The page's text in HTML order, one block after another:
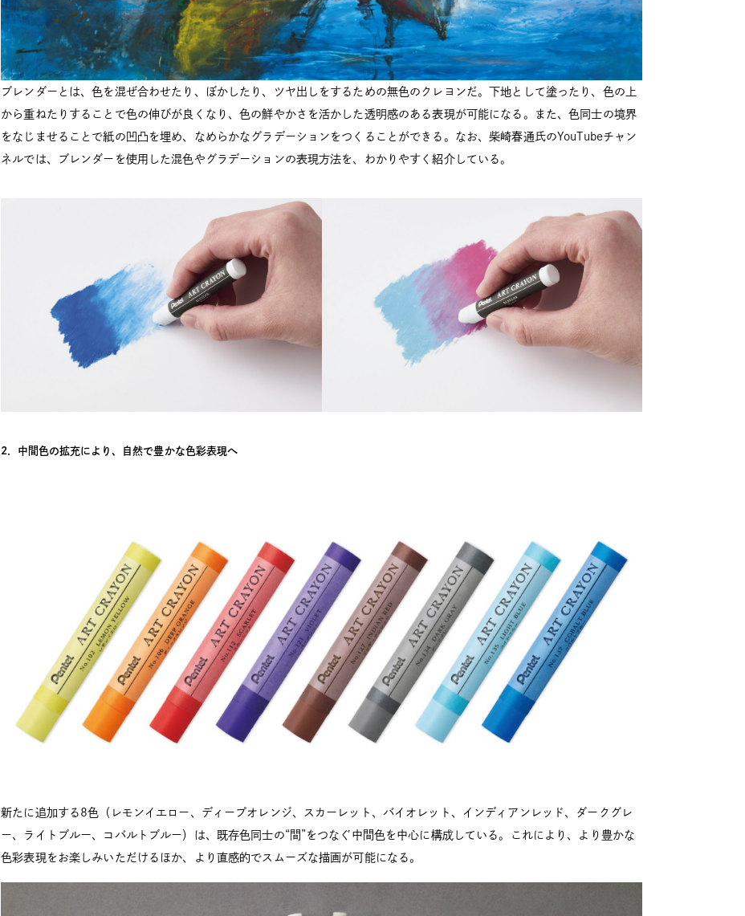
ブレンダーとは、色を混ぜ合わせたり、ぼかしたり、ツヤ出しをするための無色のクレヨンだ。下地として塗ったり、色の上
から重ねたりすることで色の伸びが良くなり、色の鮮やかさを活かした透明感のある表現が可能になる。また、色同士の境界
をなじませることで紙の凹凸を埋め、なめらかなグラデーションをつくることができる。なお、柴崎春通氏のYouTubeチャン
ネルでは、ブレンダーを使用した混色やグラデーションの表現方法を、わかりやすく紹介している。
2．中間色の拡充により、自然で豊かな色彩表現へ
新たに追加する8色（レモンイエロー、ディープオレンジ、スカーレット、バイオレット、インディアンレッド、ダークグレ
ー、ライトブルー、コバルトブルー）は、既存色同士の“間”をつなぐ中間色を中心に構成している。これにより、より豊かな
色彩表現をお楽しみいただけるほか、より直感的でスムーズな描画が可能になる。